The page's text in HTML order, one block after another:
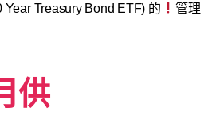
Treasury Bond ETF) 的
管理
供